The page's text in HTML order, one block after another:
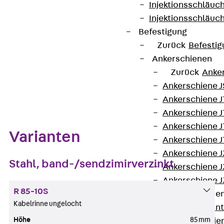
Befestigung
Zurück
Ankerschienen
Zurück
Ankerschiene
Ankerschiene
Ankerschiene
Ankerschiene
Ankerschiene
Ankerschiene
Ankerschiene
Ankerschiene
Datenblatt herunterladen
Varianten
Stahl, band-/sendzimirverzinkt
R 85-10S
Kabelrinne ungelocht
Höhe 85 mm